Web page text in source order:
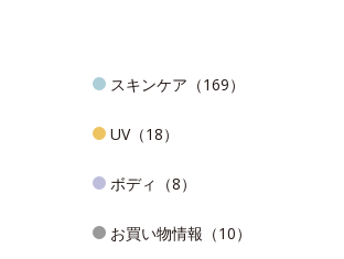
スキンケア（169）
UV（18）
ボディ（8）
お買い物情報（10）